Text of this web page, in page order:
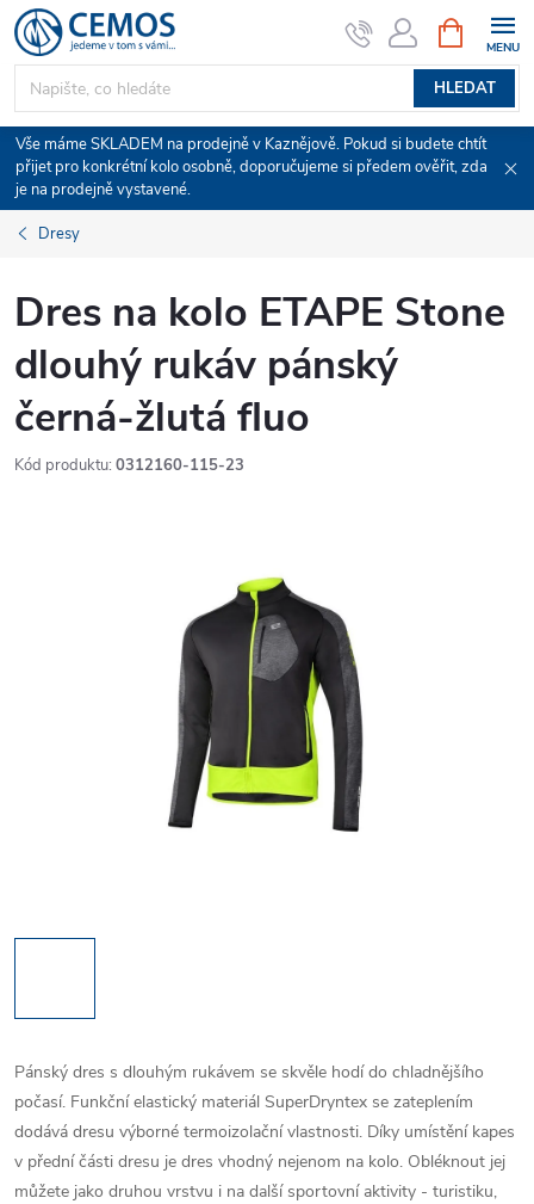
Přejít
na
obsah
HLEDAT
NÁKUPNÍ
KOŠÍK
Vše máme SKLADEM na prodejně v Kaznějově. Pokud si budete chtít
přijet pro konkrétní kolo osobně, doporučujeme si předem ověřit, zda
je na prodejně vystavené.
Dresy
Dres na kolo ETAPE Stone
dlouhý rukáv pánský
černá-žlutá fluo
Kód produktu: 0312160-115-23
Pánský dres s dlouhým rukávem se skvěle hodí do chladnějšího
počasí. Funkční elastický materiál SuperDryntex se zateplením
dodává dresu výborné termoizolační vlastnosti. Díky umístění kapes
v přední části dresu je dres vhodný nejenom na kolo. Obléknout jej
můžete jako druhou vrstvu i na další sportovní aktivity - turistiku,